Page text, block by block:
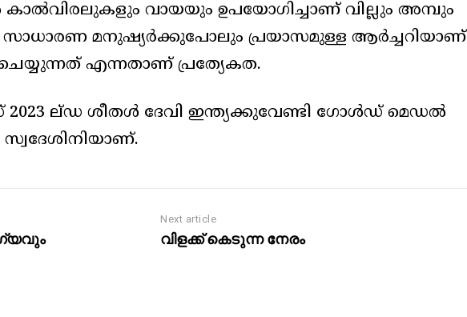
കാൽവിരലുകളും വായയും ഉപയോഗിച്ചാണ് വില്ലും അമ്പും
സാധാരണ മനുഷ്യർക്കുപോലും പ്രയാസമുള്ള ആർച്ചറിയാണ്
എന്നതാണ് പ്രത്യേകത.
ല്ഡ ശീതൾ ദേവി ഇന്ത്യക്കുവേണ്ടി ഗോൾഡ് മെഡൽ
സ്വദേശിനിയാണ്.
Next article
വിളക്ക് കെടുന്ന നേരം